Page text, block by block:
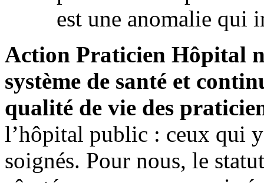
est une anomalie qui
Action Praticien Hôpital
système de santé et
qualité de vie des
l’hôpital public : ceux qui
soignés. Pour nous, le